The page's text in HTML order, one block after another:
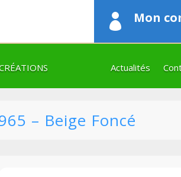
 Mon
Actualités
– Beige Foncé